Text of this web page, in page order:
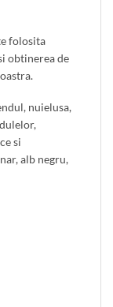
folosita
obtinerea de
nuielusa,
si
alb negru,